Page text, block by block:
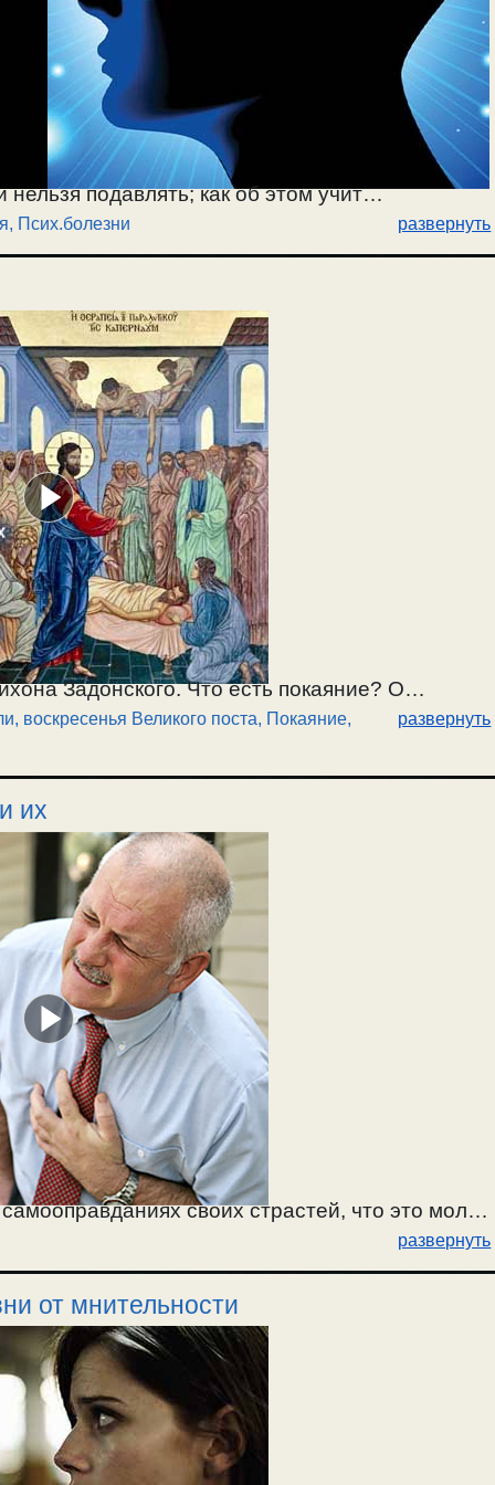
подавлять; как об этом учит
могут приводить к болезни. Надо
страстного чувства на добродетельное.
она духовными методами. / 31.08.2024.
Псих.болезни развернуть
Задонского. Что есть покаяние? О
О смирении и прощении грехов в
души. О душевных болезнях и
депрессия. Что надо, чтобы Бог простил
свт.Григория Паламы. / 31.03.2024.
воскресенья Великого поста, Покаяние,
развернуть
их
своих страстей, что это мол
и другими средствами, когда причиной
/ 17.03.2024.
развернуть
от мнительности